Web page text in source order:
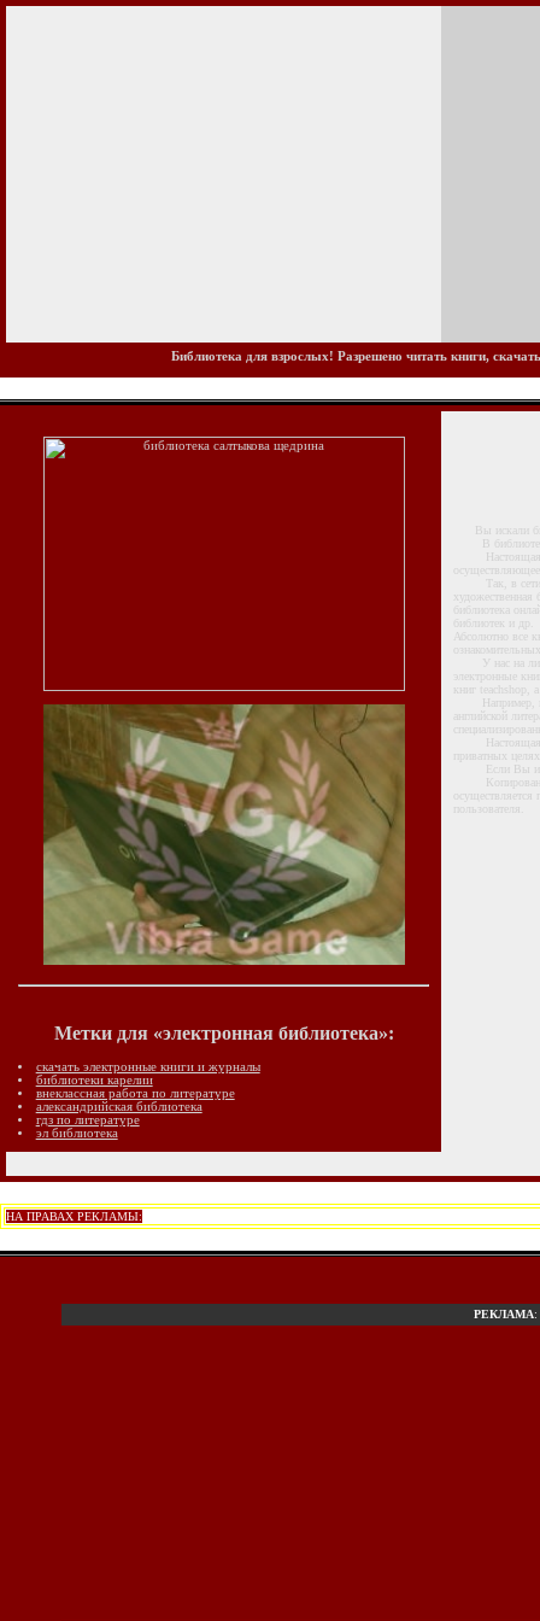
Библиотека для взрослых! Разрешено читать книги,
Метки для «электронная библиотека»:
скачать электронные книги и журналы
библиотеки карелии
внеклассная работа по литературе
александрийская библиотека
гдз по литературе
эл библиотека
Вы искали
В библиотеке
Настоящая
Так, в сети
художественная
библиотека
библиотек и др.
Абсолютно все
У нас на
электронные
книг teachshop,
Например,
английской
Настоящая
приватных
Если Вы
Копирование
пользователя.
НА ПРАВАХ РЕКЛАМЫ:
РЕКЛАМА: